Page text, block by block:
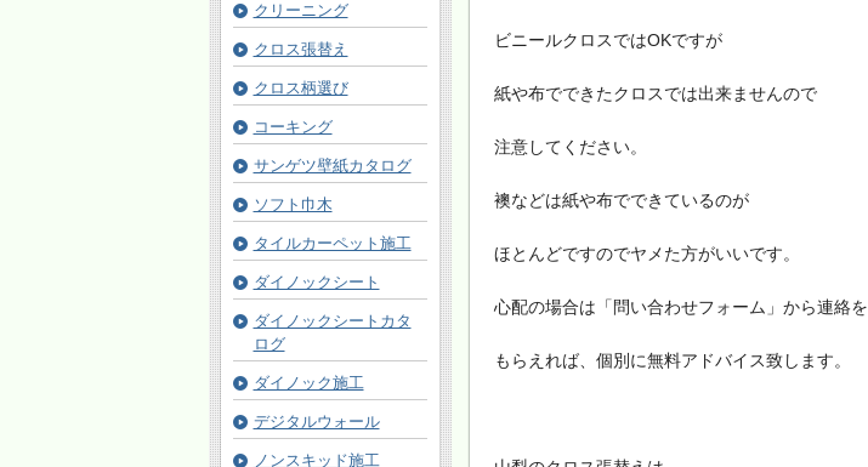
ビニールクロスではOKですが
紙や布でできたクロスでは出来ませんので
注意してください。
襖などは紙や布でできているのが
ほとんどですのでヤメた方がいいです。
心配の場合は「問い合わせフォーム」から連絡を
もらえれば、個別に無料アドバイス致します。
クリーニング
クロス張替え
クロス柄選び
コーキング
サンゲツ壁紙カタログ
ソフト巾木
タイルカーペット施工
ダイノックシート
ダイノックシートカタ
ログ
ダイノック施工
デジタルウォール
ノンスキッド施工